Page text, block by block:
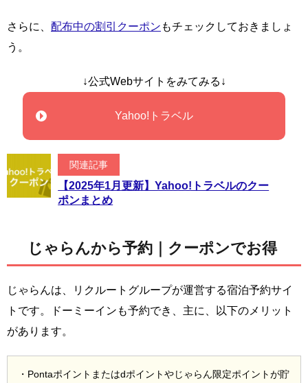
さらに、 配布中の割引クーポン もチェックしておきましょ
う。
↓公式Webサイトをみてみる↓
Yahoo!トラベル
関連記事
【2025年1月更新】Yahoo!トラベルのクー
ポンまとめ
じゃらんから予約｜クーポンでお得
じゃらんは、リクルートグループが運営する宿泊予約サイ
トです。ドーミーインも予約でき、主に、以下のメリット
があります。
・Pontaポイントまたはdポイントやじゃらん限定ポイントが貯